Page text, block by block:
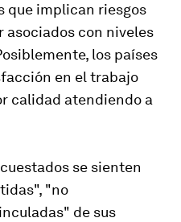
que implican riesgos
asociados con niveles
los países
en el trabajo
calidad atendiendo a
se sienten
"no
de sus